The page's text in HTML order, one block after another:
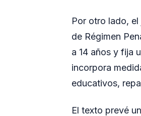
Por otro lado,
de Régimen
a 14 años y fija
incorpora
educativos,
El texto prevé